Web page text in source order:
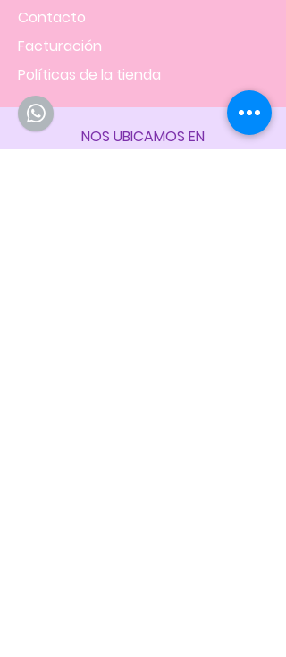
Contacto
Facturación
Políticas de la tienda
NOS UBICAMOS EN